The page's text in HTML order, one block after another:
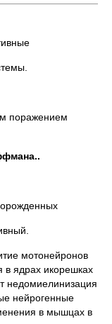
поражением
мотонейронов
в ядрах икорешках
недомиелинизация
нейрогенные
в мышцах в